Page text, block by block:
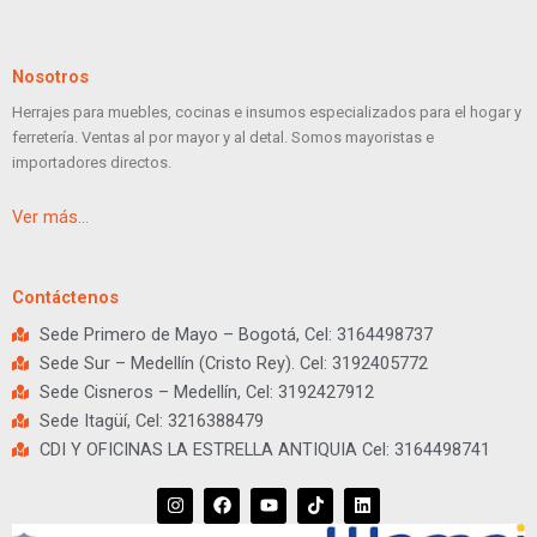
Nosotros
Herrajes para muebles, cocinas e insumos especializados para el hogar y
ferretería. Ventas al por mayor y al detal. Somos mayoristas e
importadores directos.
Ver más…
Contáctenos
Sede Primero de Mayo – Bogotá, Cel: 3164498737
Sede Sur – Medellín (Cristo Rey). Cel: 3192405772
Sede Cisneros – Medellín, Cel: 3192427912
Sede Itagüí, Cel: 3216388479
CDI Y OFICINAS LA ESTRELLA ANTIQUIA Cel: 3164498741
I
n
s
F
a
c
Y
o
u
T
i
k
L
i
n